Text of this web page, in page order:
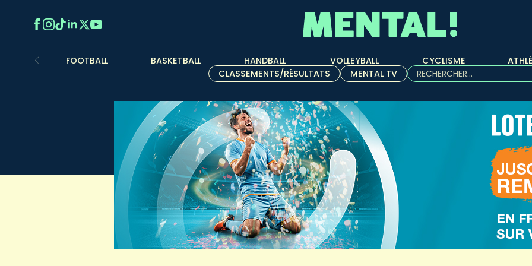
FOOTBALL BASKETBALL HANDBALL VOLLEYBALL CYCLISME
CLASSEMENTS/RÉSULTATS
MENTAL TV
Rechercher :